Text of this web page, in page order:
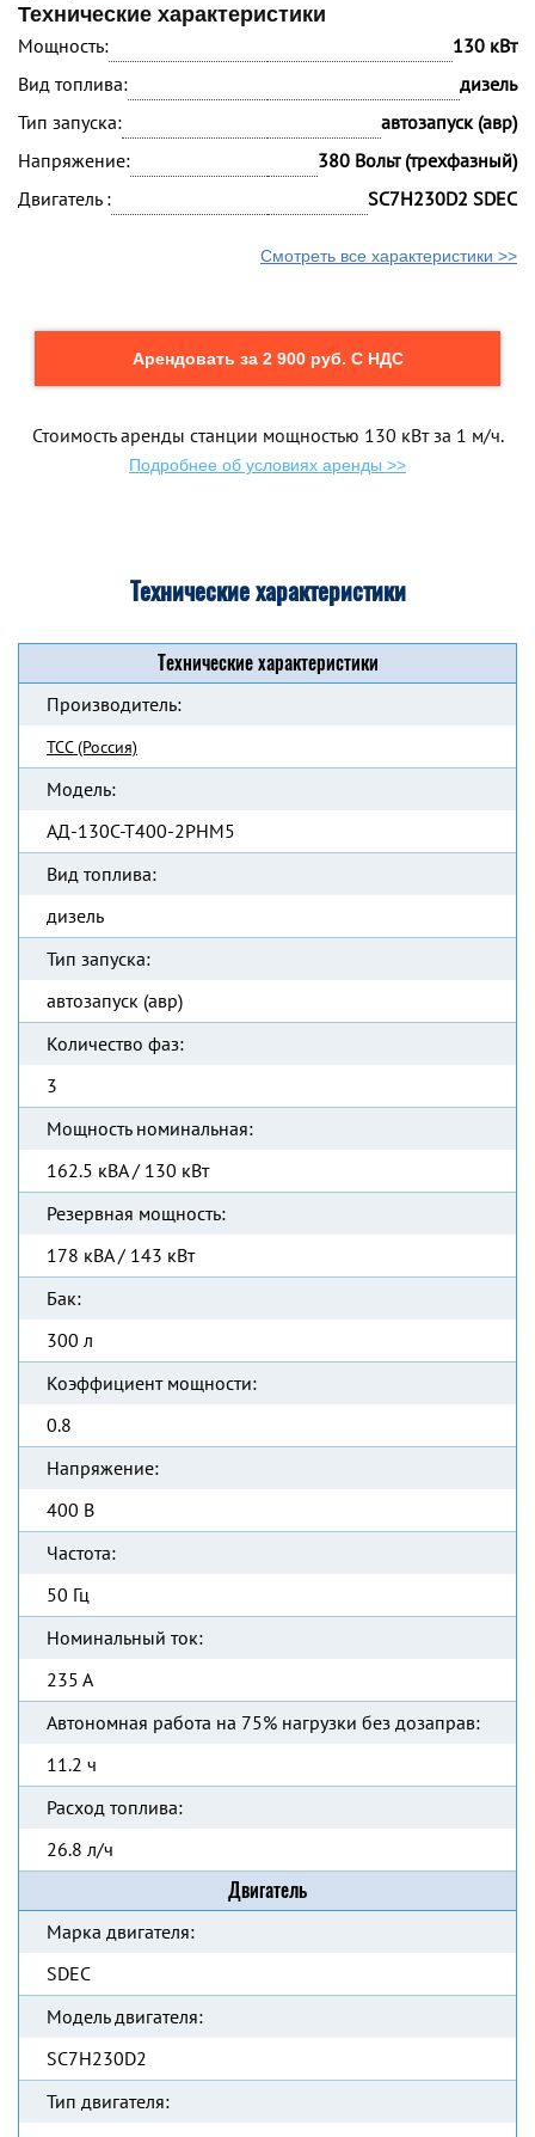
Технические характеристики
Мощность:
130 кВт
Вид топлива:
дизель
Тип запуска:
автозапуск (авр)
Напряжение:
380 Вольт (трехфазный)
Двигатель :
SC7H230D2 SDEC
Смотреть все характеристики >>
Арендовать за 2 900 руб. С НДС
Стоимость аренды станции мощностью 130 кВт за 1 м/ч.
Подробнее об условиях аренды >>
Технические характеристики
Технические характеристики
Производитель:
ТСС (Россия)
Модель:
АД-130С-Т400-2РНМ5
Вид топлива:
дизель
Тип запуска:
автозапуск (авр)
Количество фаз:
3
Мощность номинальная:
162.5 кВА / 130 кВт
Резервная мощность:
178 кВА / 143 кВт
Бак:
300 л
Коэффициент мощности:
0.8
Напряжение:
400 В
Частота:
50 Гц
Номинальный ток:
235 А
Автономная работа на 75% нагрузки без дозаправ:
11.2 ч
Расход топлива:
26.8 л/ч
Двигатель
Марка двигателя:
SDEC
Модель двигателя:
SC7H230D2
Тип двигателя: